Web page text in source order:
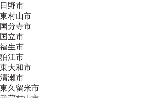
日野市
東村山市
国分寺市
国立市
福生市
狛江市
東大和市
清瀬市
東久留米市